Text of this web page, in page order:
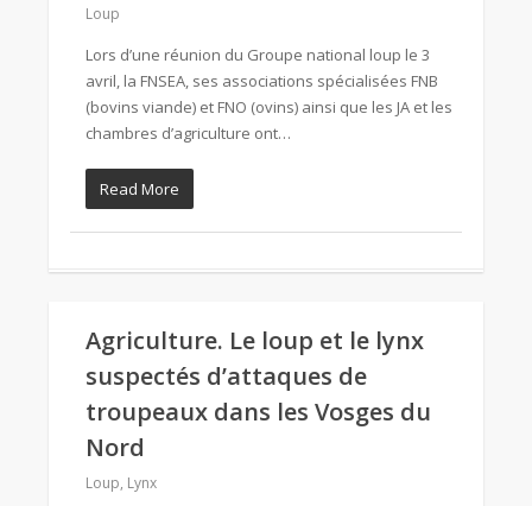
Loup
Lors d’une réunion du Groupe national loup le 3
avril, la FNSEA, ses associations spécialisées FNB
(bovins viande) et FNO (ovins) ainsi que les JA et les
chambres d’agriculture ont…
Read More
Agriculture. Le loup et le lynx
suspectés d’attaques de
troupeaux dans les Vosges du
Nord
Loup, Lynx